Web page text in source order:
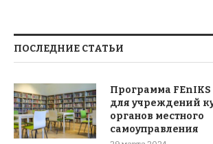
ПОСЛЕДНИЕ СТАТЬИ
Программа
для учреждений
органов местного
самоуправления